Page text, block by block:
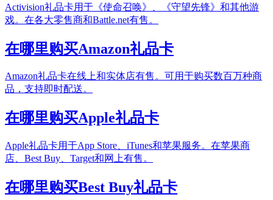
Activision礼品卡用于《使命召唤》、《守望先锋》和其他游
戏。在各大零售商和Battle.net有售。
在哪里购买Amazon礼品卡
Amazon礼品卡在线上和实体店有售。可用于购买数百万种商
品，支持即时配送。
在哪里购买Apple礼品卡
Apple礼品卡用于App Store、iTunes和苹果服务。在苹果商
店、Best Buy、Target和网上有售。
在哪里购买Best Buy礼品卡